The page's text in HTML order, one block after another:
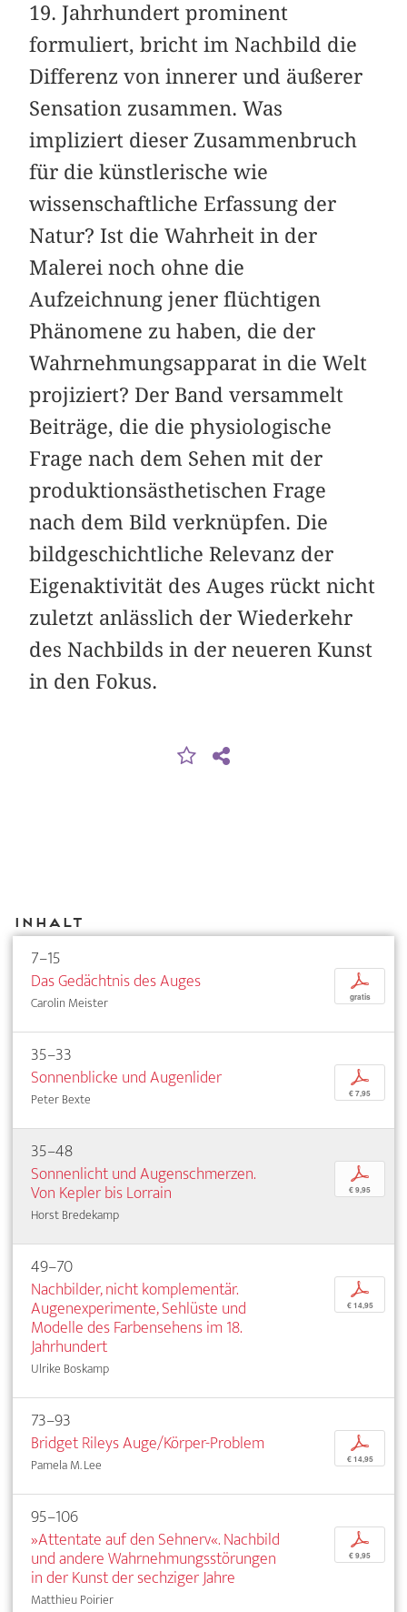
19. Jahrhundert prominent
formuliert, bricht im Nachbild die
Differenz von innerer und äußerer
Sensation zusammen. Was
impliziert dieser Zusammenbruch
für die künstlerische wie
wissenschaftliche Erfassung der
Natur? Ist die Wahrheit in der
Malerei noch ohne die
Aufzeichnung jener flüchtigen
Phänomene zu haben, die der
Wahrnehmungsapparat in die Welt
projiziert? Der Band versammelt
Beiträge, die die physiologische
Frage nach dem Sehen mit der
produktionsästhetischen Frage
nach dem Bild verknüpfen. Die
bildgeschichtliche Relevanz der
Eigenaktivität des Auges rückt nicht
zuletzt anlässlich der Wiederkehr
des Nachbilds in der neueren Kunst
in den Fokus.
Inhalt
7–15
Das Gedächtnis des Auges
Carolin Meister
p
gratis
35–33
Sonnenblicke und Augenlider
Peter Bexte
p
€ 7,95
35–48
Sonnenlicht und Augenschmerzen.
Von Kepler bis Lorrain
Horst Bredekamp
p
€ 9,95
49–70
Nachbilder, nicht komplementär.
Augenexperimente, Sehlüste und
Modelle des Farbensehens im 18.
Jahrhundert
Ulrike Boskamp
p
€ 14,95
73–93
Bridget Rileys Auge/Körper-Problem
Pamela M. Lee
p
€ 14,95
95–106
»Attentate auf den Sehnerv«. Nachbild
und andere Wahrnehmungsstörungen
in der Kunst der sechziger Jahre
Matthieu Poirier
p
€ 9,95